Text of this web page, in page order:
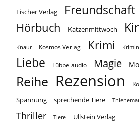
Fischer Verlag Freundschaft
Hörbuch Katzenmittwoch
Knaur Kosmos Verlag Krimi
Liebe Lübbe audio Magie
Reihe Rezension
Spannung sprechende Tiere
Thriller Tiere Ullstein Verlag